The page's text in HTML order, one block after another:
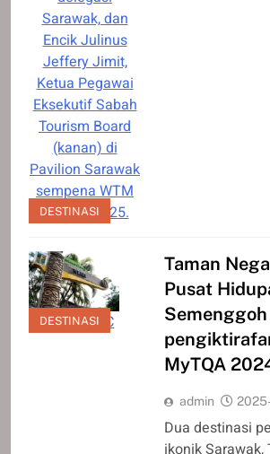
Sarawak, dan
Encik Julinus
Jeffery Jimit,
Ketua Pegawai
Eksekutif Sabah
Tourism Board
(kanan) di
Pavilion Sarawak
sempena WTM
London 2025.
DESTINASI
Gambar SFC
DESTINASI
Taman
Pusat
MyTQA
admin
Dua destinasi